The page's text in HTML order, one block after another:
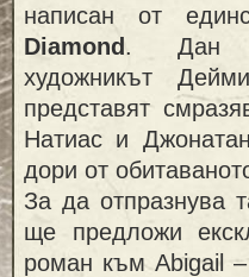
написан от
Diamond . Дан
художникът
представят
Натиас и
дори от
За да отпразнува
ще предложи
роман към Abigail